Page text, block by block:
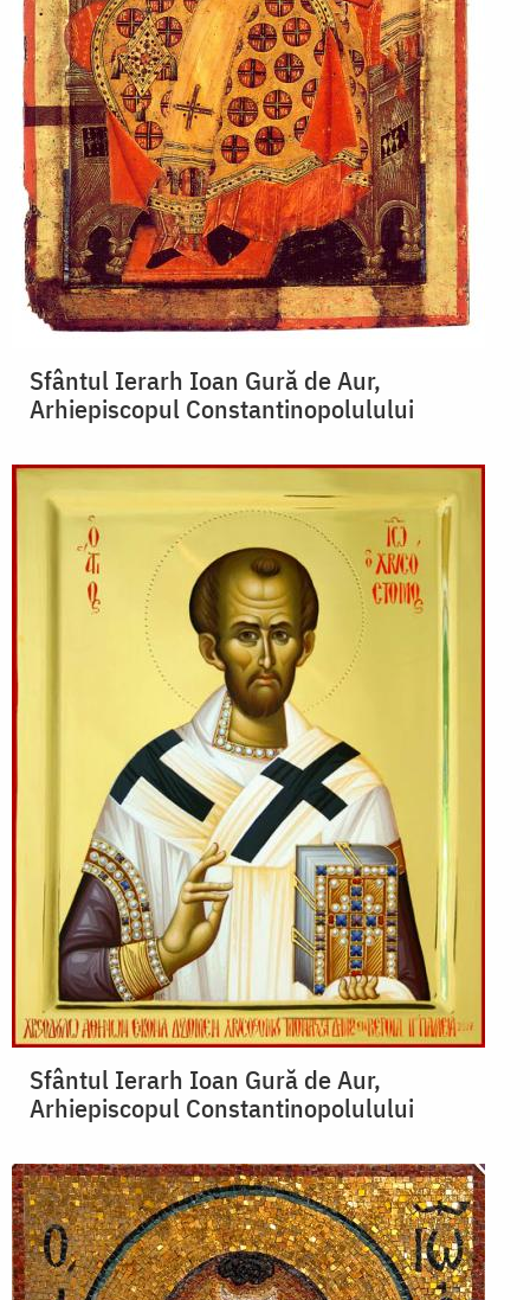
Sfântul Ierarh Ioan Gură de Aur,
Arhiepiscopul Constantinopolulului
Sfântul Ierarh Ioan Gură de Aur,
Arhiepiscopul Constantinopolulului